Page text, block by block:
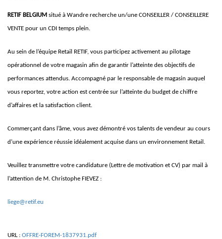
RETIF BELGIUM situé à Wandre recherche un/une CONSEILLER / CONSEILLERE
VENTE pour un CDI temps plein.
Au sein de l’équipe Retail RETIF, vous participez activement au pilotage
opérationnel de votre magasin afin de garantir l’atteinte des objectifs de
performances attendus. Accompagné par le responsable de magasin auquel
vous reportez, votre action est centrée sur l’atteinte du budget de chiffre
d’affaires et la satisfaction client.
Commerçant dans l’âme, vous avez démontré vos talents de vendeur au cours
d’une expérience réussie idéalement acquise dans un environnement Retail.
Veuillez transmettre votre candidature (Lettre de motivation et CV) par mail à
l’attention de M. Christophe FIEVEZ :
liege@retif.eu
URL : OFFRE-FOREM-1837931.pdf